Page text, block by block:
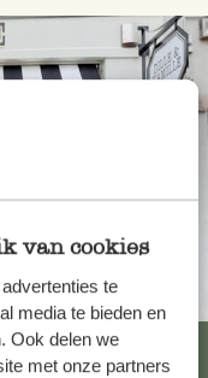
van cookies
te
media te bieden en
Ook delen we
met onze partners